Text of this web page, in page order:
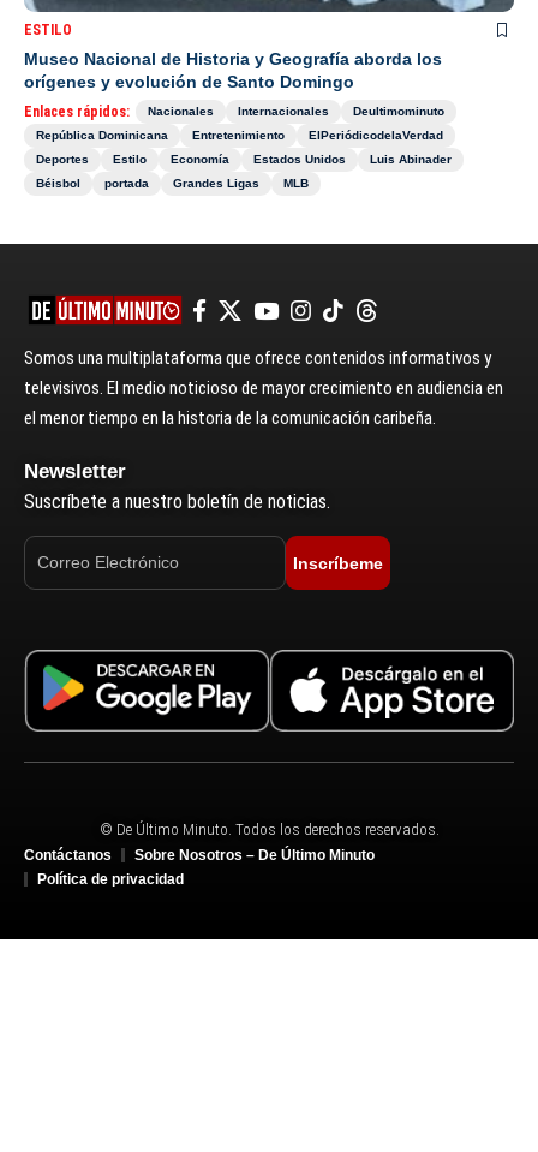
ESTILO
Museo Nacional de Historia y Geografía aborda los
orígenes y evolución de Santo Domingo
Enlaces rápidos: Nacionales Internacionales
Deultimominuto
República Dominicana
Entretenimiento
ElPeriódicodelaVerdad
Deportes
Estilo Economía Estados Unidos
Luis Abinader
Béisbol
portada Grandes Ligas MLB
Somos una multiplataforma que ofrece contenidos informativos y
televisivos. El medio noticioso de mayor crecimiento en audiencia en
el menor tiempo en la historia de la comunicación caribeña.
Newsletter
Suscríbete a nuestro boletín de noticias.
Inscríbeme
© De Último Minuto. Todos los derechos reservados.
Contáctanos
Sobre Nosotros – De Último Minuto
Política de privacidad